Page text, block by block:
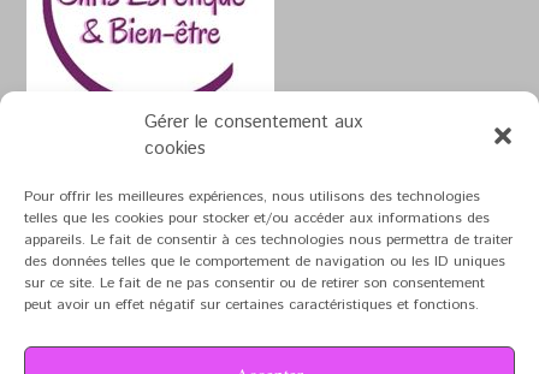
Gérer le consentement aux
cookies
Pour offrir les meilleures expériences, nous utilisons des technologies
telles que les cookies pour stocker et/ou accéder aux informations des
appareils. Le fait de consentir à ces technologies nous permettra de traiter
des données telles que le comportement de navigation ou les ID uniques
sur ce site. Le fait de ne pas consentir ou de retirer son consentement
peut avoir un effet négatif sur certaines caractéristiques et fonctions.
Theme byOut the Box
Mentions Légales